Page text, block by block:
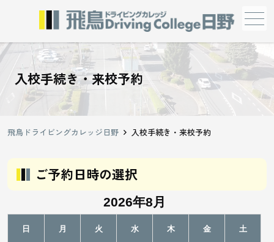
メニュー
入校手続き・来校予約
飛鳥ドライビングカレッジ日野 入校手続き・来校予約
ご予約日時の選択
2026年8月
日 月 火 水 木 金 土